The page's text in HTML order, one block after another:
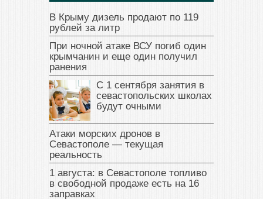
В Крыму дизель продают по 119
рублей за литр
При ночной атаке ВСУ погиб один
крымчанин и еще один получил
ранения
С 1 сентября занятия в
севастопольских школах
будут очными
Атаки морских дронов в
Севастополе — текущая
реальность
1 августа: в Севастополе топливо
в свободной продаже есть на 16
заправках